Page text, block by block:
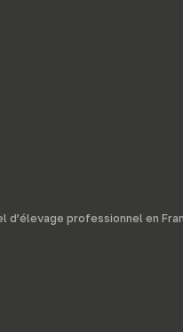
d’élevage professionnel en